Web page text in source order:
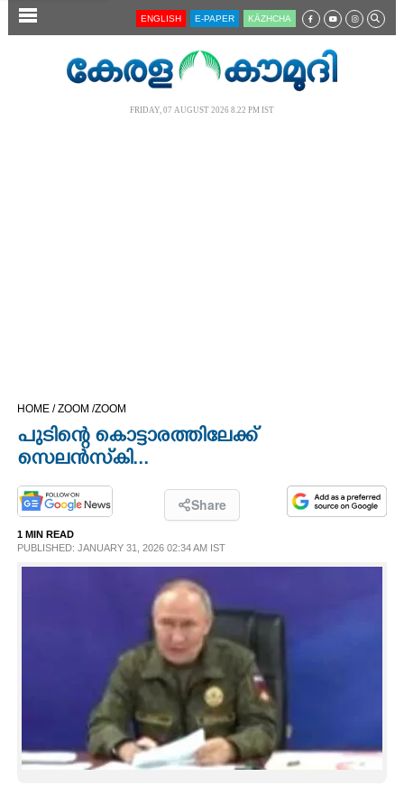
SECTIONS ENGLISH E-PAPER KĀZHCHA
FRIDAY, 07 AUGUST 2026 8.22 PM IST
HOME /ZOOM /ZOOM
പുടിന്റെ കൊട്ടാരത്തിലേക്ക്
സെലൻസ്‌കി...
Share
1 MIN READ
PUBLISHED: JANUARY 31, 2026 02:34 AM IST